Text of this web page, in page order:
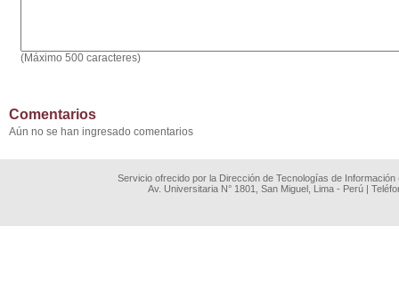
(Máximo 500 caracteres)
Comentarios
Aún no se han ingresado comentarios
Servicio ofrecido por la Dirección de Tecnologías de
Av. Universitaria N° 1801, San Miguel, Lima - Perú |